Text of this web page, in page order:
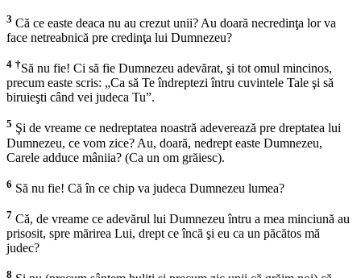
3 Că ce easte deaca nu au crezut unii? Au doară necredinţa lor va
face netreabnică pre credinţa lui Dumnezeu?
4 †Să nu fie! Ci să fie Dumnezeu adevărat, şi tot omul mincinos,
precum easte scris: „Ca să Te îndreptezi întru cuvintele Tale şi să
biruieşti când vei judeca Tu”.
5 Şi de vreame ce nedreptatea noastră adeverează pre dreptatea lui
Dumnezeu, ce vom zice? Au, doară, nedrept easte Dumnezeu,
Carele adduce mâniia? (Ca un om grăiesc).
6 Să nu fie! Că în ce chip va judeca Dumnezeu lumea?
7 Că, de vreame ce adevărul lui Dumnezeu întru a mea minciună au
prisosit, spre mărirea Lui, drept ce încă şi eu ca un păcătos mă
judec?
8